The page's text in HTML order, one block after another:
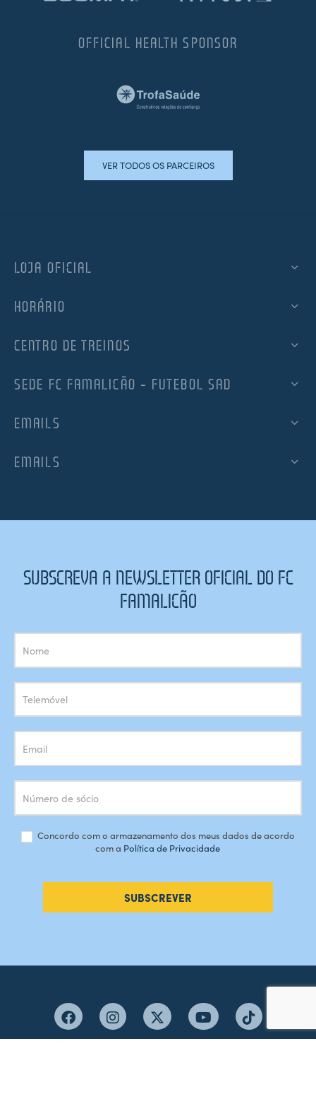
OFFICIAL HEALTH SPONSOR
VER TODOS OS PARCEIROS
LOJA OFICIAL
HORÁRIO
CENTRO DE TREINOS
SEDE FC FAMALICÃO – FUTEBOL SAD
EMAILS
EMAILS
SUBSCREVA A NEWSLETTER OFICIAL DO FC
FAMALICÃO
Subscrição
Newsletter
Concordo com o armazenamento dos meus dados de acordo
com a Política de Privacidade
SUBSCREVER